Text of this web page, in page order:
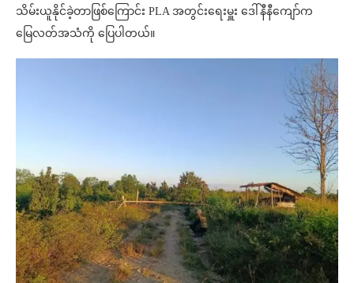
သိမ်းယူနိုင်ခဲ့တာဖြစ်ကြောင်း PLA အတွင်းရေးမှူး ဒေါ်နီနီကျော်က
မြေလတ်အသံကို ပြေပါတယ်။